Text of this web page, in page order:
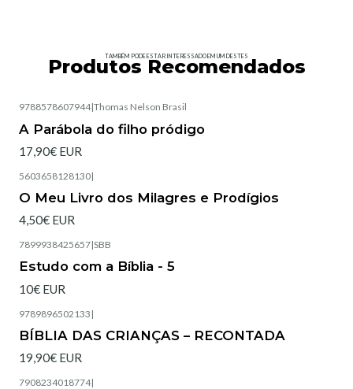
TAMBÉM PODE ESTAR INTERESSADO EM UM DESTES
Produtos Recomendados
9788578607944|Thomas Nelson Brasil
A Parábola do filho pródigo
17,90€ EUR
5603658128130|
O Meu Livro dos Milagres e Prodígios
4,50€ EUR
7899938425657|SBB
Estudo com a Bíblia - 5
10€ EUR
9789896502133 |
BÍBLIA DAS CRIANÇAS – RECONTADA
19,90€ EUR
7908234018774|